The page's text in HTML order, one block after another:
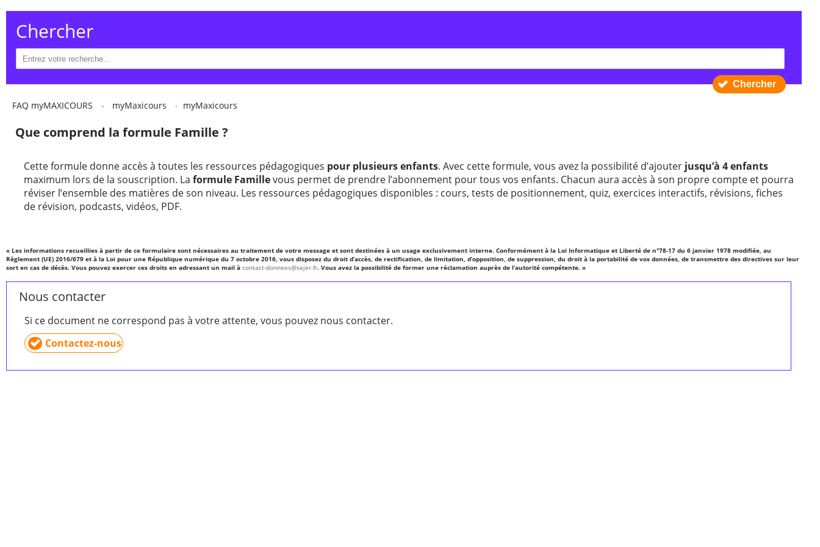
Chercher
Chercher
FAQ myMAXICOURS myMaxicours myMaxicours
Que comprend la formule Famille ?
Cette formule donne accès à toutes les ressources pédagogiques pour plusieurs enfants. Avec cette formule, vous avez la possibilité d’ajouter jusqu’à 4 enfants
maximum lors de la souscription. Laformule Famillevous permet de prendre l’abonnement pour tous vos enfants. Chacun aura accès à son propre compte et pourra
réviser l’ensemble des matières de son niveau. Les ressources pédagogiques disponibles : cours, tests de positionnement, quiz, exercices interactifs, révisions, fiches
de révision, podcasts, vidéos, PDF.
« Les informations recueillies à partir de ce formulaire sont nécessaires au traitement de votre message et sont destinées à un usage exclusivement interne. Conformément à la Loi Informatique et Liberté de n°78-17 du 6 janvier 1978 modifiée, au
Règlement (UE) 2016/679 et à la Loi pour une République numérique du 7 octobre 2016, vous disposez du droit d’accès, de rectification, de limitation, d’opposition, de suppression, du droit à la portabilité de vos données, de transmettre des directives sur leur
sort en cas de décès. Vous pouvez exercer ces droits en adressant un mail à contact-donnees@sejer.fr. Vous avez la possibilité de former une réclamation auprès de l’autorité compétente. »
Nous contacter
Si ce document ne correspond pas à votre attente, vous pouvez nous contacter.
Contactez-nous